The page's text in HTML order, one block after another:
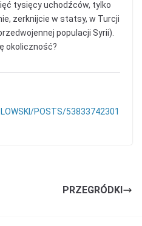
tysięcy uchodźców, tylko
zerknijcie w statsy, w Turcji
populacji Syrii).
okoliczność?
POSTS/53833742301
PRZEGRÓDKI